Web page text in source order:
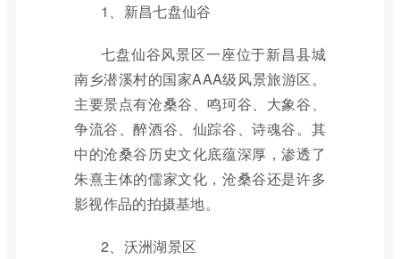
1、新昌七盘仙谷
七盘仙谷风景区一座位于新昌县城
南乡潜溪村的国家AAA级风景旅游区。
主要景点有沧桑谷、鸣珂谷、大象谷、
争流谷、醉酒谷、仙踪谷、诗魂谷。其
中的沧桑谷历史文化底蕴深厚，渗透了
朱熹主体的儒家文化，沧桑谷还是许多
影视作品的拍摄基地。
2、沃洲湖景区